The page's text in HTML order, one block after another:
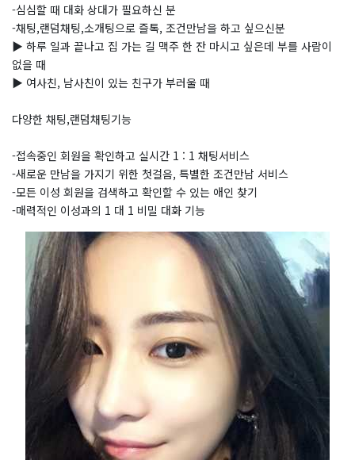
-심심할 때 대화 상대가 필요하신 분
-채팅,랜덤채팅,소개팅으로 즐톡, 조건만남을 하고 싶으신분
▶ 하루 일과 끝나고 집 가는 길 맥주 한 잔 마시고 싶은데 부를 사람이
없을 때
▶ 여사친, 남사친이 있는 친구가 부러울 때
다양한 채팅,랜덤채팅기능
-접속중인 회원을 확인하고 실시간 1 : 1 채팅서비스
-새로운 만남을 가지기 위한 첫걸음, 특별한 조건만남 서비스
-모든 이성 회원을 검색하고 확인할 수 있는 애인 찾기
-매력적인 이성과의 1 대 1 비밀 대화 기능